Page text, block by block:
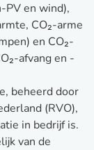
PV en wind),
CO₂-arme
en CO₂-
afvang en -
beheerd door
(RVO),
in bedrijf is.
van de